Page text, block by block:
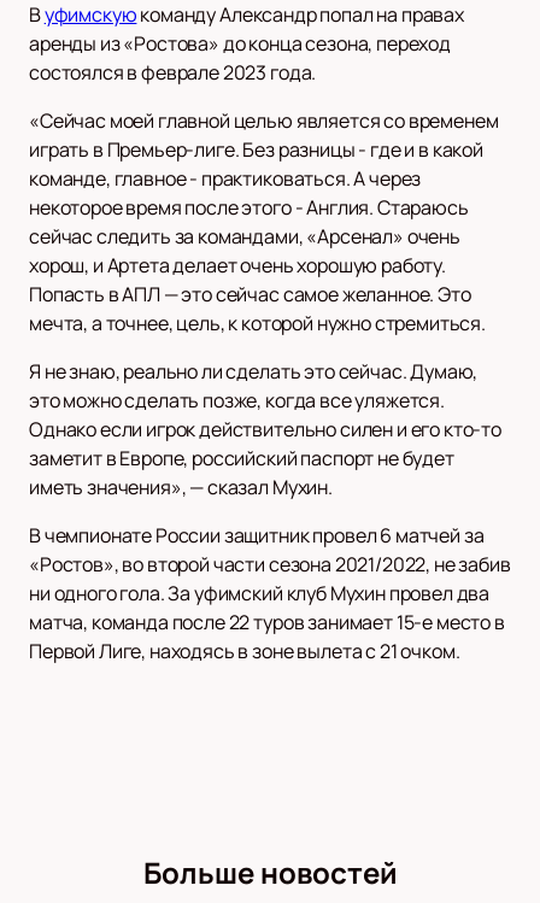
Вуфимскуюкоманду Александр попал на правах
аренды из «Ростова» до конца сезона, переход
состоялся в феврале 2023 года.
«Сейчас моей главной целью является со временем
играть в Премьер-лиге. Без разницы - где и в какой
команде, главное - практиковаться. А через
некоторое время после этого - Англия. Стараюсь
сейчас следить за командами, «Арсенал» очень
хорош, и Артета делает очень хорошую работу.
Попасть в АПЛ — это сейчас самое желанное. Это
мечта, а точнее, цель, к которой нужно стремиться.
Я не знаю, реально ли сделать это сейчас. Думаю,
это можно сделать позже, когда все уляжется.
Однако если игрок действительно силен и его кто-то
заметит в Европе, российский паспорт не будет
иметь значения», — сказал Мухин.
В чемпионате России защитник провел 6 матчей за
«Ростов», во второй части сезона 2021/2022, не забив
ни одного гола. За уфимский клуб Мухин провел два
матча, команда после 22 туров занимает 15-е место в
Первой Лиге, находясь в зоне вылета с 21 очком.
Больше новостей